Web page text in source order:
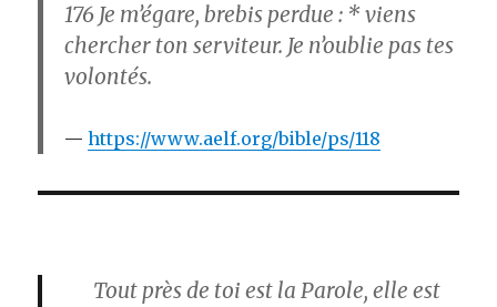
176 Je m’égare, brebis perdue : * viens
chercher ton serviteur. Je n’oublie pas tes
volontés.
https://www.aelf.org/bible/ps/118
Tout près de toi est la Parole, elle est